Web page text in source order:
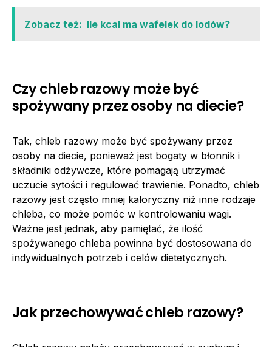
Zobacz też: Ile kcal ma wafelek do lodów?
Czy chleb razowy może być
spożywany przez osoby na diecie?
Tak, chleb razowy może być spożywany przez
osoby na diecie, ponieważ jest bogaty w błonnik i
składniki odżywcze, które pomagają utrzymać
uczucie sytości i regulować trawienie. Ponadto, chleb
razowy jest często mniej kaloryczny niż inne rodzaje
chleba, co może pomóc w kontrolowaniu wagi.
Ważne jest jednak, aby pamiętać, że ilość
spożywanego chleba powinna być dostosowana do
indywidualnych potrzeb i celów dietetycznych.
Jak przechowywać chleb razowy?